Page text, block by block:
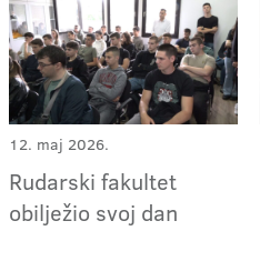
12. maj 2026.
Rudarski fakultet
obilježio svoj dan